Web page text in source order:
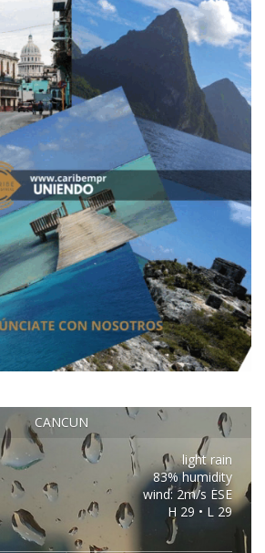
CANCUN
light rain
83% humidity
wind: 2m/s ESE
H 29 • L 29